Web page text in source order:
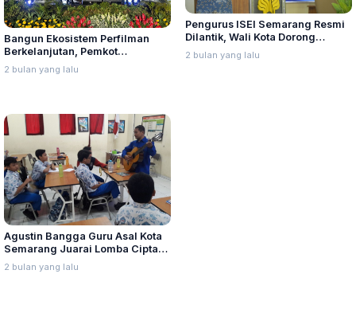
Bangun Ekosistem Perfilman
Berkelanjutan, Pemkot
Semarang Luncurkan Lawang
Sewu Short Film Festival
2 bulan yang lalu
Pengurus ISEI Semarang Resmi
Dilantik, Wali Kota Dorong
Sinergi Lewat Program Waras
Ekonomi
2 bulan yang lalu
Agustin Bangga Guru Asal Kota
Semarang Juarai Lomba Cipta
Mars MTQ Nasional
2 bulan yang lalu